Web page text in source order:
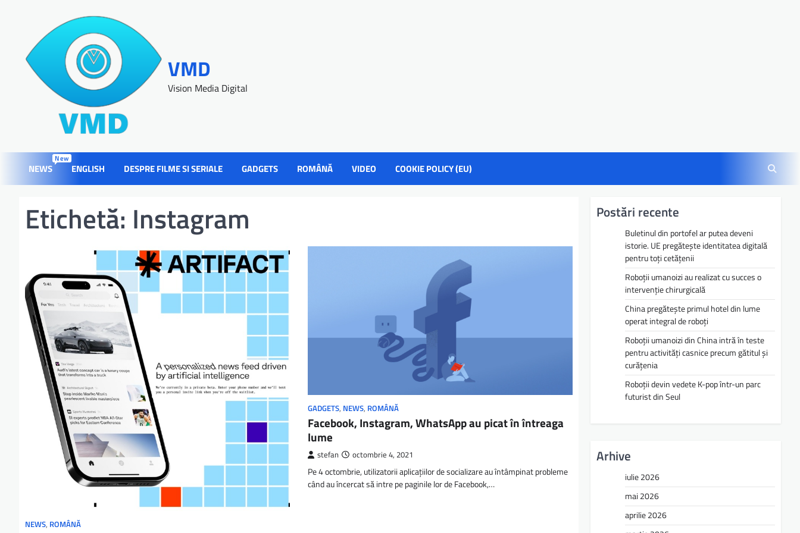
VMD
Vision Media Digital
NEWS
New
ENGLISH DESPRE FILME SI SERIALE GADGETS ROMÂNĂ VIDEO COOKIE POLICY (EU)
Etichetă: Instagram
NEWS, ROMÂNĂ
GADGETS, NEWS, ROMÂNĂ
Facebook, Instagram, WhatsApp au picat în întreaga
lume
stefan octombrie 4, 2021
Pe 4 octombrie, utilizatorii aplicaţiilor de socializare au întâmpinat probleme
când au încercat să intre pe paginile lor de Facebook,…
Postări recente
Buletinul din portofel ar putea deveni
istorie. UE pregătește identitatea digitală
pentru toți cetățenii
Roboții umanoizi au realizat cu succes o
intervenție chirurgicală
China pregătește primul hotel din lume
operat integral de roboți
Roboții umanoizi din China intră în teste
pentru activități casnice precum gătitul și
curățenia
Roboții devin vedete K-pop într-un parc
futurist din Seul
Arhive
iulie 2026
mai 2026
aprilie 2026